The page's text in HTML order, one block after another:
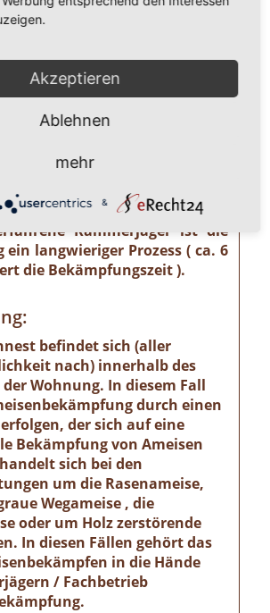
gesundheitliches und
gehört zu den gefährlichsten
überhaupt. Ursprünglich in
ist sie mittlerweile
Die Gattung ist
klein und sieht
aus. Sollten Sie solch eine
ist eine professionelle
absolut notwendig!
Kammerjäger ist die
ein langwieriger Prozess ( ca. 6
die Bekämpfungszeit ).
befindet sich (aller
nach) innerhalb des
der Wohnung. In diesem Fall
durch einen
der sich auf eine
Bekämpfung von Ameisen
sich bei den
um die Rasenameise,
Wegameise , die
oder um Holz zerstörende
In diesen Fällen gehört das
in die Hände
/ Fachbetrieb
Akzeptieren
Ablehnen
mehr
&